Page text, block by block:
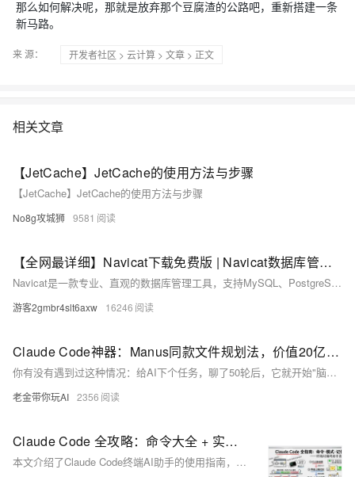
那么如何解决呢，那就是放弃那个豆腐渣的公路吧，重新搭建一条
新马路。
来 源： 开发者社区 > 云计算 > 文章 > 正文
相关文章
【JetCache】JetCache的使用方法与步骤
【JetCache】JetCache的使用方法与步骤
No8g攻城狮 9581
【全网最详细】Navicat下载免费版 | Navicat数据库管理工具安装图解（2026最新）
Navicat是一款专业、直观的数据库管理工具，支持MySQL、PostgreSQL、Oracle等十余种主流数据库。图形化界面替代命令行，轻松实现建表、SQL编写、数据导入导出与同步，大幅提升开发与DBA工作效率。（239字）
游客2gmbr4slt6axw 16246
Claude Code神器：Manus同款文件规划法，价值20亿美元的工作流秘密
你有没有遇到过这种情况：给AI下个任务，聊了50轮后，它就开始"脑抽"了。 接口规范？忘了。 变量命名风格？混了。 你半小时前定的规则？直接抛到九霄云外。 你得一直提醒它，像保姆一样伺候它，效率低，还累。 但如果我告诉你，现在有个方法能让AI拥有"持久记忆"。 你只需要在项目里放三个Markdown文件，AI就会自动记录所有发现、避免重复踩坑、恢复断开的会话。 效率提升3
老金带你玩AI 2356
Claude Code 全攻略：命令大全 + 实战工作流（建议收藏）
本文介绍了Claude Code终端AI助手的使用指南，主要内容包括：1)常用命令如版本查看、项目启动和更新；2)三种工作模式切换及界面说明；3)核心功能指令速查表，包含初始化、压缩对话、清除历史等操作；4)详细解析了/init、/help、/clear、/compact、/memory等关键命令的使用场景和语法。文章通过丰富的界面截图和场景示例，帮助开发者快速掌握如何通过命令行和交互界面高效使用Claude Code进行项目开发，特别强调了CLAUDE.md文件作为项目知识库的核心作用。